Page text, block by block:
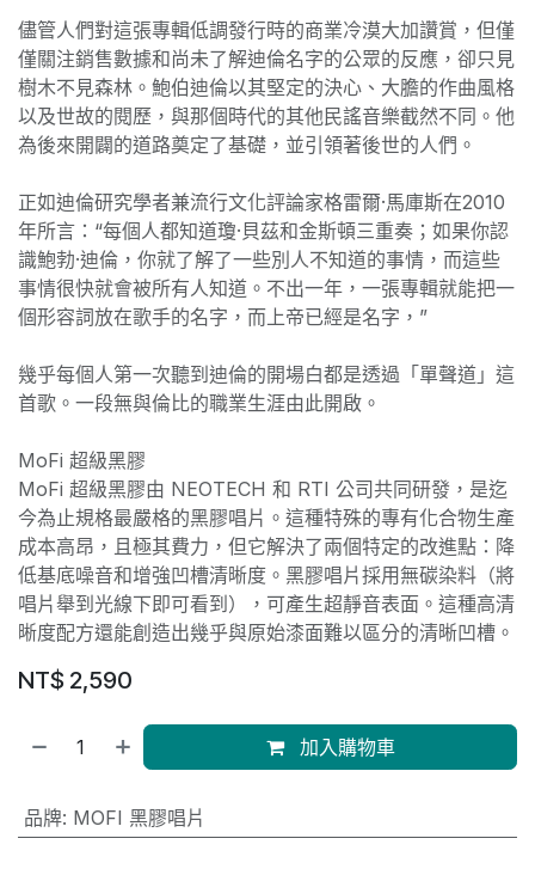
儘管人們對這張專輯低調發行時的商業冷漠大加讚賞，但僅
僅關注銷售數據和尚未了解迪倫名字的公眾的反應，卻只見
樹木不見森林。鮑伯迪倫以其堅定的決心、大膽的作曲風格
以及世故的閱歷，與那個時代的其他民謠音樂截然不同。他
為後來開闢的道路奠定了基礎，並引領著後世的人們。
正如迪倫研究學者兼流行文化評論家格雷爾·馬庫斯在2010
年所言：“每個人都知道瓊·貝茲和金斯頓三重奏；如果你認
識鮑勃·迪倫，你就了解了一些別人不知道的事情，而這些
事情很快就會被所有人知道。不出一年，一張專輯就能把一
個形容詞放在歌手的名字，而上帝已經是名字，”
幾乎每個人第一次聽到迪倫的開場白都是透過「單聲道」這
首歌。一段無與倫比的職業生涯由此開啟。
MoFi 超級黑膠
MoFi 超級黑膠由 NEOTECH 和 RTI 公司共同研發，是迄
今為止規格最嚴格的黑膠唱片。這種特殊的專有化合物生產
成本高昂，且極其費力，但它解決了兩個特定的改進點：降
低基底噪音和增強凹槽清晰度。黑膠唱片採用無碳染料（將
唱片舉到光線下即可看到），可產生超靜音表面。這種高清
晰度配方還能創造出幾乎與原始漆面難以區分的清晰凹槽。
NT$ 2,590
加入購物車
品牌: MOFI 黑膠唱片